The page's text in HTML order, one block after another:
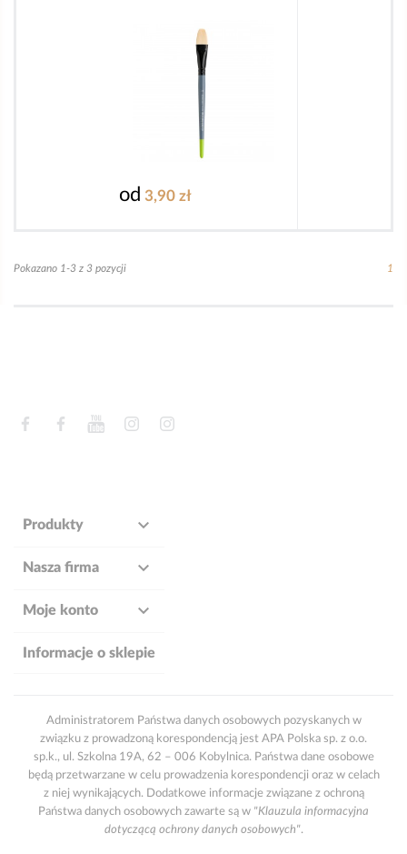
od 3,90 zł
Pokazano 1-3 z 3 pozycji 1
FacebookFacebookYouTubeInstagram
Produkty 
Nasza firma 
Moje konto 
Informacje o sklepie
Administratorem Państwa danych osobowych pozyskanych w
związku z prowadzoną korespondencją jest APA Polska sp. z o.o.
sp.k., ul. Szkolna 19A, 62 – 006 Kobylnica. Państwa dane osobowe
będą przetwarzane w celu prowadzenia korespondencji oraz w celach
z niej wynikających. Dodatkowe informacje związane z ochroną
Państwa danych osobowych zawarte są w "Klauzula informacyjna
dotyczącą ochrony danych osobowych".